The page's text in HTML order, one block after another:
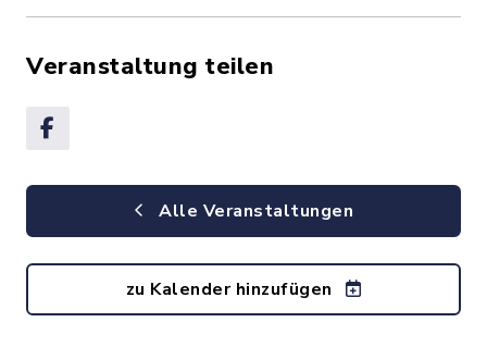
Veranstaltung teilen
Alle Veranstaltungen
zu Kalender hinzufügen